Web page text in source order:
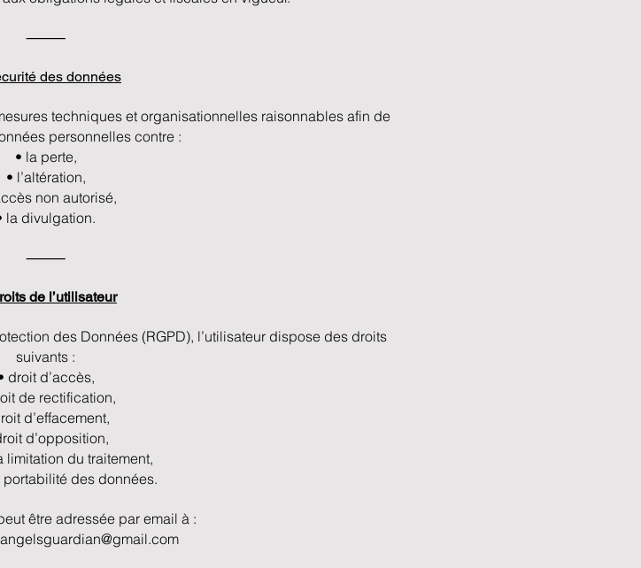
⸻
des données
techniques et organisationnelles raisonnables afin de
personnelles contre :
• la perte,
• l’altération,
non autorisé,
la divulgation.
⸻
de l’utilisateur
des Données (RGPD), l’utilisateur dispose des droits
suivants :
droit d’accès,
de rectification,
d’effacement,
d’opposition,
limitation du traitement,
portabilité des données.
être adressée par email à :